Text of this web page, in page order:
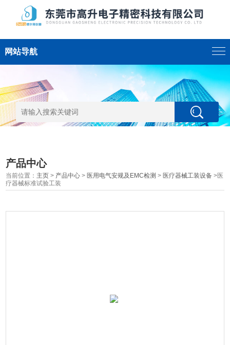
网站导航
产品中心
当前位置： 主页 > 产品中心 > 医用电气安规及EMC检测 > 医疗器械工装设备 >医
疗器械标准试验工装